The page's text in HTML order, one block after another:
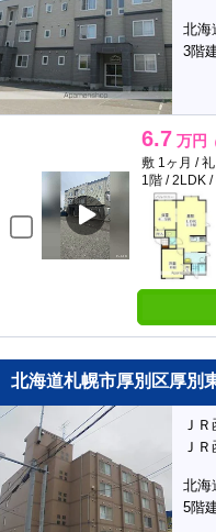
北海
3階
6.7 万円
敷 1ヶ月 / 礼
1階 / 2LDK /
北海道札幌市厚別区厚別
Ｊ
Ｊ
北海
5階